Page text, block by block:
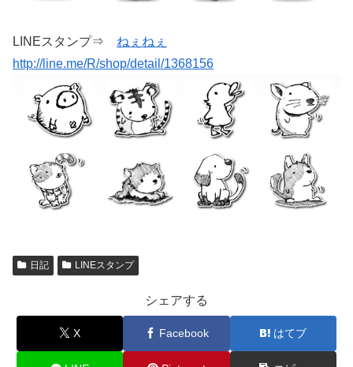
LINEスタンプ⇒ ねぇねぇ
http://line.me/R/shop/detail/1368156
日記 LINEスタンプ
シェアする
X Facebook はてブ